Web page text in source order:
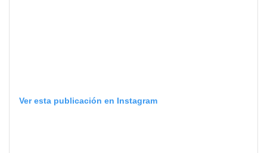
Ver esta publicación en Instagram